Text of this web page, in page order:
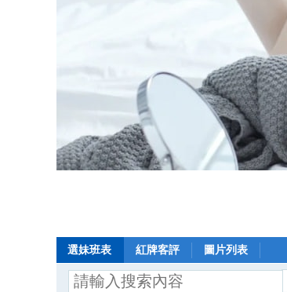
選妹班表 紅牌客評 圖片列表